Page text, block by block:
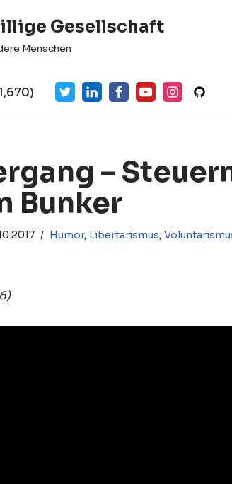
Gesellschaft
Menschen
)
–
Bunker
Humor, Libertarismus,